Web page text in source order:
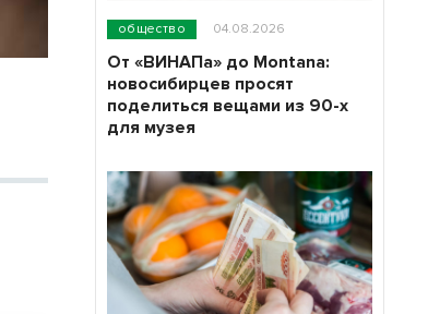
общество 04.08.2026
От «ВИНАПа» до Montana:
новосибирцев просят
поделиться вещами из 90-х
для музея